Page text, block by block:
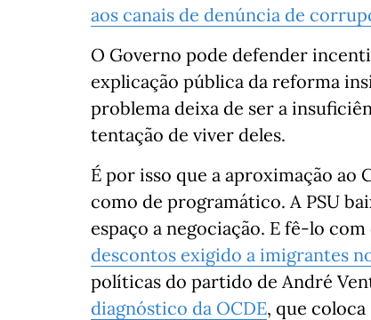
aos canais de denúncia de
O Governo pode defender
explicação pública da reforma
problema deixa de ser a
tentação de viver deles.
É por isso que a aproximação
como de programático. A PSU
espaço a negociação. E fê-lo com
descontos exigido a imigrantes
políticas do partido de André
diagnóstico da OCDE, que